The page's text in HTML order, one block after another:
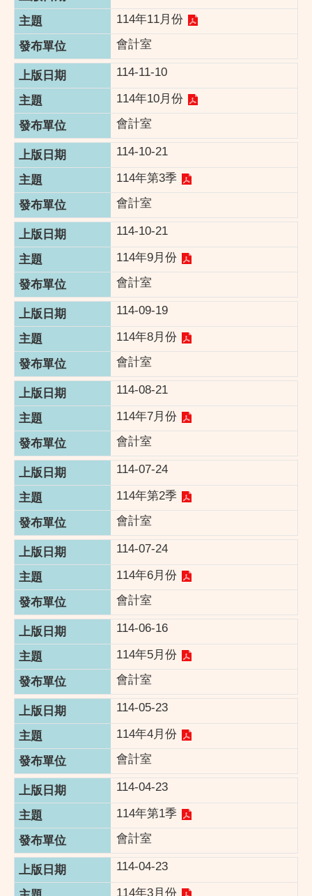
114年11月份
會計室
114-11-10
114年10月份
會計室
114-10-21
114年第3季
會計室
114-10-21
114年9月份
會計室
114-09-19
114年8月份
會計室
114-08-21
114年7月份
會計室
114-07-24
114年第2季
會計室
114-07-24
114年6月份
會計室
114-06-16
114年5月份
會計室
114-05-23
114年4月份
會計室
114-04-23
114年第1季
會計室
114-04-23
114年3月份